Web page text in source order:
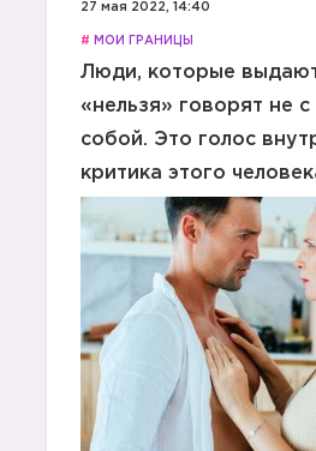
27 мая 2022, 14:40
# МОИ ГРАНИЦЫ
Люди, которые
«нельзя» говорят не с
собой. Это голос
критика этого